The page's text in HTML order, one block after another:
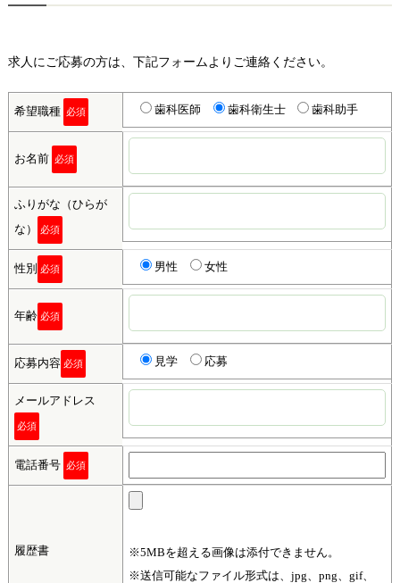
求人にご応募の方は、下記フォームよりご連絡ください。
希望職種 必須 歯科医師 歯科衛生士 歯科助手
お名前 必須
ふりがな（ひらが
な）
必須
性別 必須 男性 女性
年齢 必須
応募内容 必須 見学 応募
メールアドレス
必須
電話番号 必須
履歴書
※5MBを超える画像は添付できません。
※送信可能なファイル形式は、jpg、png、gif、